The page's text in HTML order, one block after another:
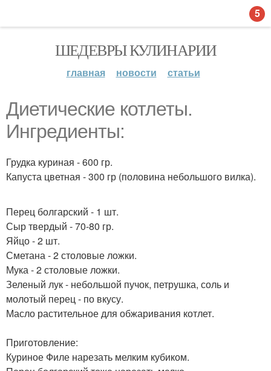
ШЕДЕВРЫ КУЛИНАРИИ
главная новости статьи
Диетические котлеты.
Ингредиенты:
Грудка куриная - 600 гр.
Капуста цветная - 300 гр (половина небольшого вилка).
Перец болгарский - 1 шт.
Сыр твердый - 70-80 гр.
Яйцо - 2 шт.
Сметана - 2 столовые ложки.
Мука - 2 столовые ложки.
Зеленый лук - небольшой пучок, петрушка, соль и
молотый перец - по вкусу.
Масло растительное для обжаривания котлет.
Приготовление:
Куриное Филе нарезать мелким кубиком.
5